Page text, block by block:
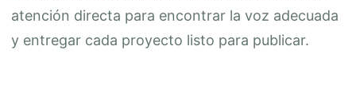
atención directa para encontrar la voz adecuada
y entregar cada proyecto listo para publicar.